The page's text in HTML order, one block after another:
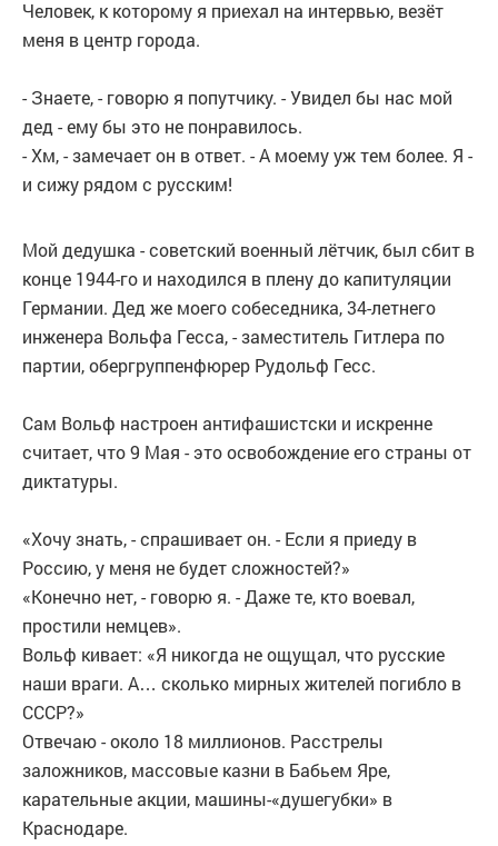
Человек, к которому я приехал на интервью, везёт
меня в центр города.
- Знаете, - говорю я попутчику. - Увидел бы нас мой
дед - ему бы это не понравилось.
- Хм, - замечает он в ответ. - А моему уж тем более. Я -
и сижу рядом с русским!
Мой дедушка - советский военный лётчик, был сбит в
конце 1944-го и находился в плену до капитуляции
Германии. Дед же моего собеседника, 34-летнего
инженера Вольфа Гесса, - заместитель Гитлера по
партии, обергруппенфюрер Рудольф Гесс.
Сам Вольф настроен антифашистски и искренне
считает, что 9 Мая - это освобождение его страны от
диктатуры.
«Хочу знать, - спрашивает он. - Если я приеду в
Россию, у меня не будет сложностей?»
«Конечно нет, - говорю я. - Даже те, кто воевал,
простили немцев».
Вольф кивает: «Я никогда не ощущал, что русские
наши враги. А… сколько мирных жителей погибло в
СССР?»
Отвечаю - около 18 миллионов. Расстрелы
заложников, массовые казни в Бабьем Яре,
карательные акции, машины-«душегубки» в
Краснодаре.